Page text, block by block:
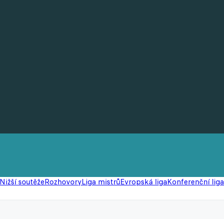
Nižší soutěžeRozhovoryLiga mistrůEvropská ligaKonferenční liga